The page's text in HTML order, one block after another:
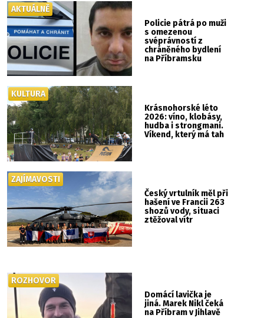
Policie pátrá po muži
s omezenou
svéprávností z
chráněného bydlení
na Příbramsku
AKTUÁLNĚ
Krásnohorské léto
2026: víno, klobásy,
hudba i strongmani.
Víkend, který má tah
KULTURA
Český vrtulník měl při
hašení ve Francii 263
shozů vody, situaci
ztěžoval vítr
ZAJÍMAVOSTI
Domácí lavička je
jiná. Marek Nikl čeká
na Příbram v Jihlavě
ROZHOVOR